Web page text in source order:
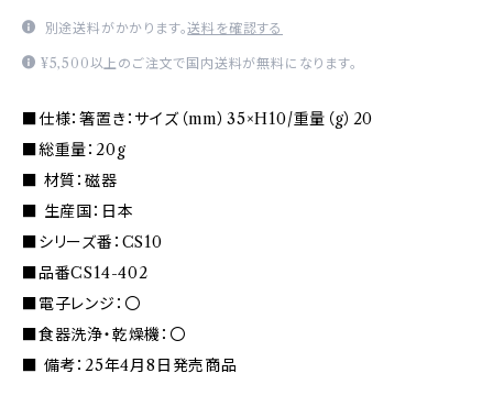
別途送料がかかります。送料を確認する
¥5,500以上のご注文で国内送料が無料になります。
■仕様：箸置き：サイズ（mm）35×H10/重量（g）20
■総重量：20g
■ 材質：磁器
■ 生産国：日本
■シリーズ番：CS10
■品番CS14-402
■電子レンジ：〇
■食器洗浄・乾燥機：〇
■ 備考：25年4月8日発売商品